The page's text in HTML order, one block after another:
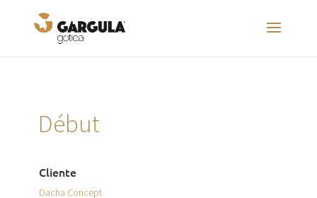
Début
Cliente
Dacha Concept